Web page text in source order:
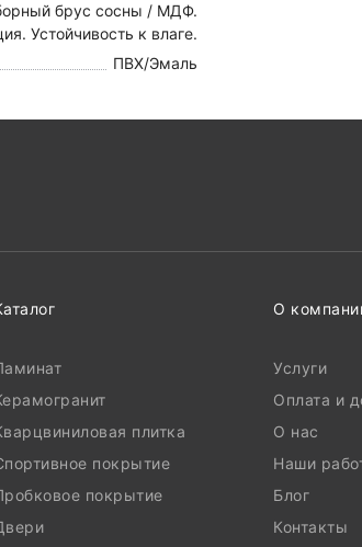
брус сосны / МДФ.
Устойчивость к влаге.
ПВХ/Эмаль
плитка
покрытие
покрытие
О
Услуги
Оплата и
О нас
Наши
Блог
Контакты